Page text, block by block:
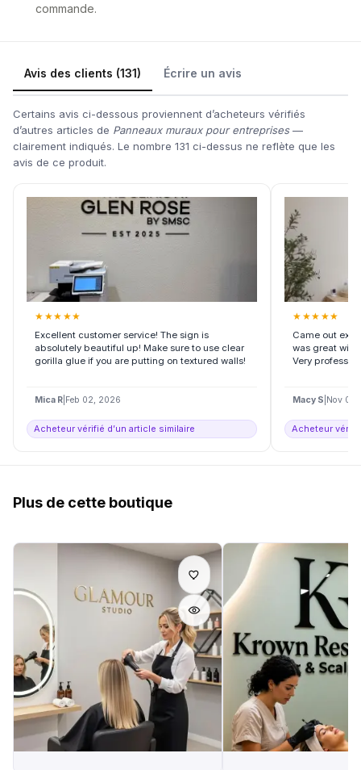
commande.
Avis des clients (131) Écrire un avis
Certains avis ci-dessous proviennent d’acheteurs vérifiés
d’autres articles de Panneaux muraux pour entreprises—
clairement indiqués. Le nombre 131 ci-dessus ne reflète que les
avis de ce produit.
★ ★★ ★★
Excellent customer service! The sign is
absolutely beautiful up! Make sure to use clear
gorilla glue if you are putting on textured walls!
Mica R Feb 02, 2026
Acheteur vérifié d’un article similaire
★ ★★ ★★
Came out
was great with
Very
Macy S Nov
Acheteur
Plus de cette boutique